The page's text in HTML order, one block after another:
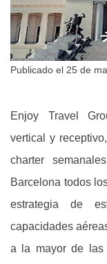
Publicado el 25 de
Enjoy Travel
vertical y
charter
Barcelona todos
estrategia de
capacidades
a la mayor de las